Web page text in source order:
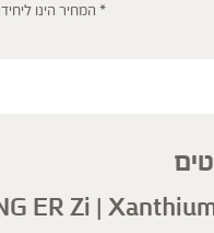
* המחיר הינו
ER Zi |